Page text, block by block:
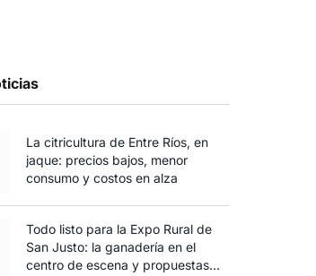
La citricultura de Entre Ríos, en
jaque: precios bajos, menor
consumo y costos en alza
Todo listo para la Expo Rural de
San Justo: la ganadería en el
centro de escena y propuestas